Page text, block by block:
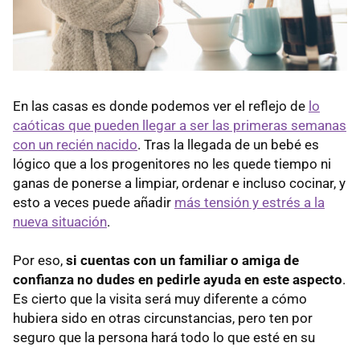
En las casas es donde podemos ver el reflejo de lo
caóticas que pueden llegar a ser las primeras semanas
con un recién nacido. Tras la llegada de un bebé es
lógico que a los progenitores no les quede tiempo ni
ganas de ponerse a limpiar, ordenar e incluso cocinar, y
esto a veces puede añadir más tensión y estrés a la
nueva situación.
Por eso, si cuentas con un familiar o amiga de
confianza no dudes en pedirle ayuda en este aspecto.
Es cierto que la visita será muy diferente a cómo
hubiera sido en otras circunstancias, pero ten por
seguro que la persona hará todo lo que esté en su